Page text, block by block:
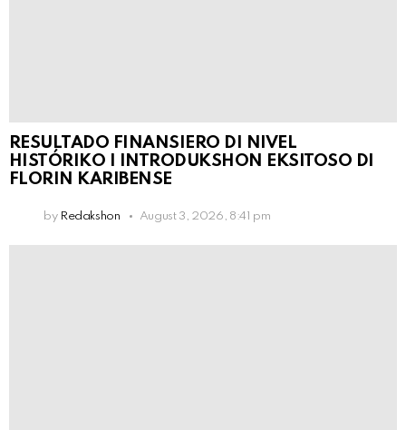
RESULTADO FINANSIERO DI NIVEL
HISTÓRIKO I INTRODUKSHON EKSITOSO DI
FLORIN KARIBENSE
by Redakshon August 3, 2026, 8:41 pm